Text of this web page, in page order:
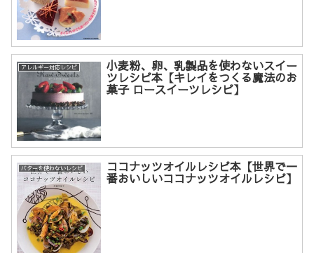
アレルギー対応レシピ 小麦粉、卵、乳製品を使わないスイー
ツレシピ本【キレイをつくる魔法のお
菓子 ロースイーツレシピ】
バターを使わないレシピ ココナッツオイルレシピ本【世界で一
番おいしいココナッツオイルレシピ】